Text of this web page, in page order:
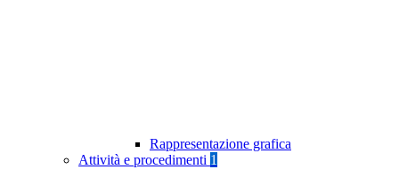
Rappresentazione grafica
Attività e procedimenti 1